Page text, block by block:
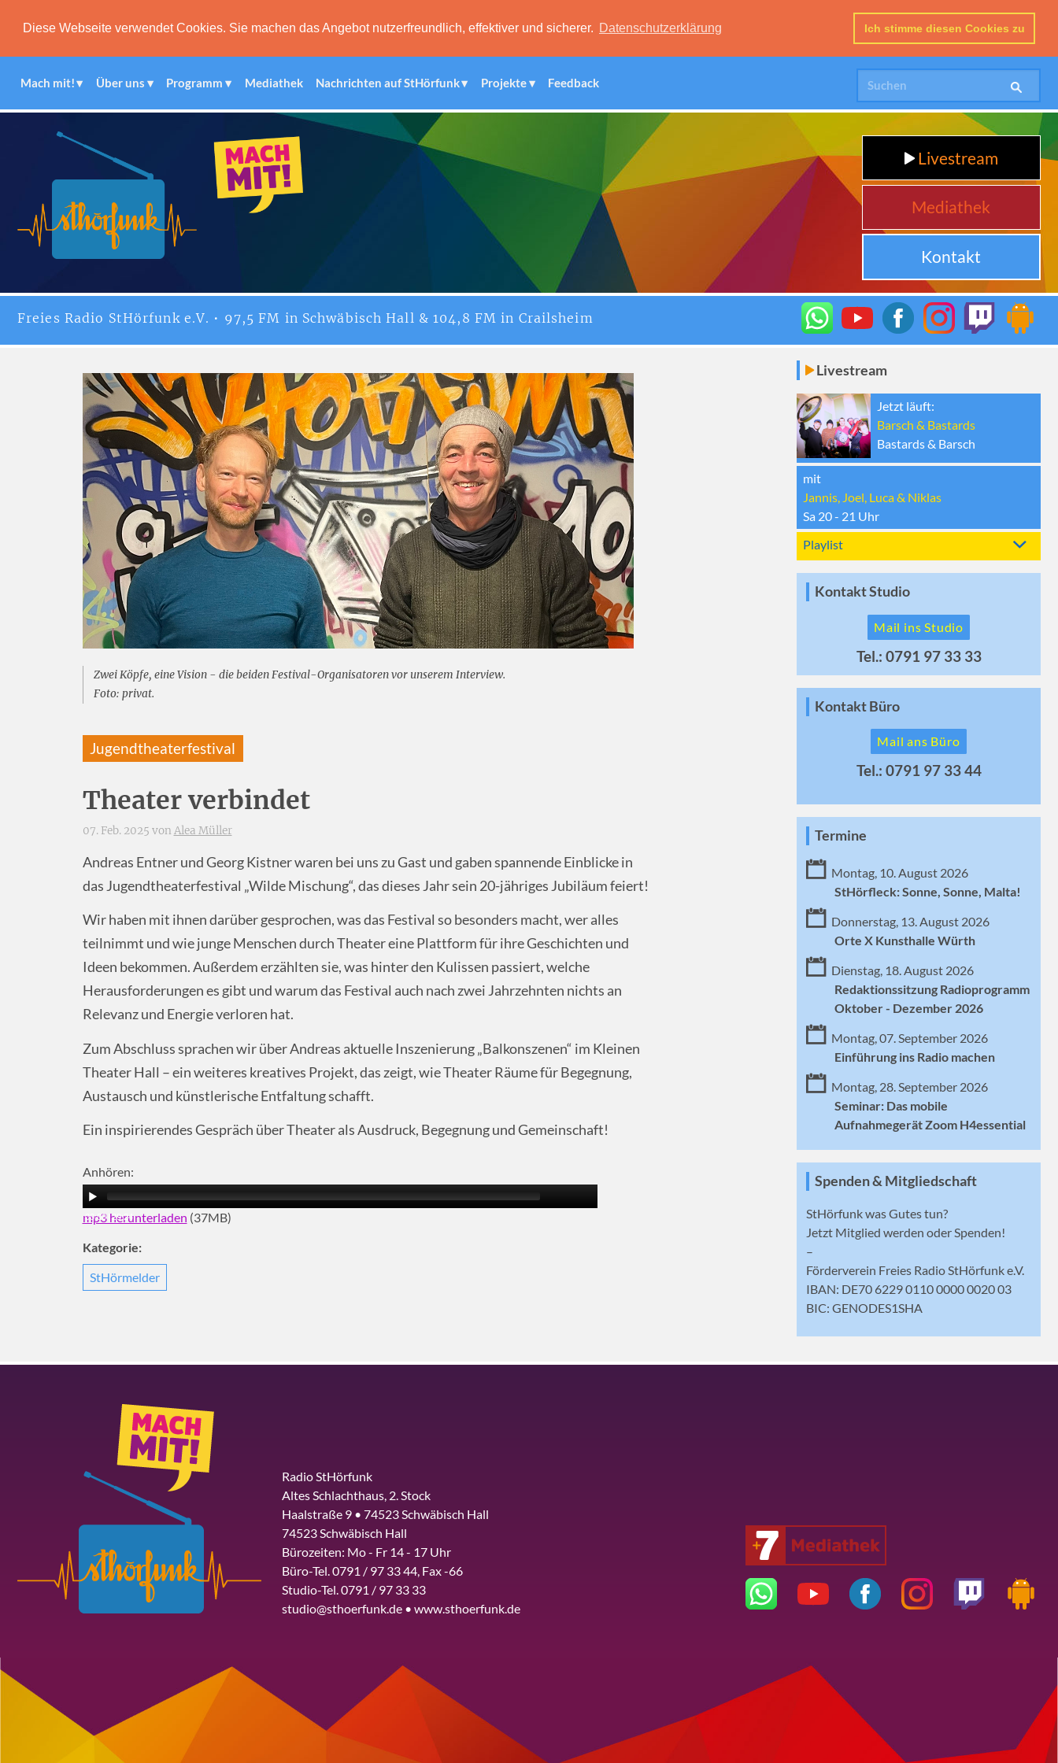
Diese Webseite verwendet Cookies. Sie machen das Angebot nutzerfreundlich, effektiver und sicherer. Datenschutzerklärung Ich stimme diesen Cookies zu
Mach mit! Über uns Programm Mediathek Nachrichten auf StHörfunk Projekte Feedback
Livestream
Mediathek
Kontakt
Freies Radio StHörfunke.V. • 97,5 FM in Schwäbisch Hall & 104,8 FM in Crailsheim
Zwei Köpfe, eine Vision - die beiden Festival-Organisatoren vor unserem Interview.
Foto: privat.
Jugendtheaterfestival
Theater verbindet
07. Feb. 2025 von Alea Müller
Andreas Entner und Georg Kistner waren bei uns zu Gast und gaben spannende Einblicke in
das Jugendtheaterfestival „Wilde Mischung“, das dieses Jahr sein 20-jähriges Jubiläum feiert!
Wir haben mit ihnen darüber gesprochen, was das Festival so besonders macht, wer alles
teilnimmt und wie junge Menschen durch Theater eine Plattform für ihre Geschichten und
Ideen bekommen. Außerdem erzählten sie, was hinter den Kulissen passiert, welche
Herausforderungen es gibt und warum das Festival auch nach zwei Jahrzehnten nichts an
Relevanz und Energie verloren hat.
Zum Abschluss sprachen wir über Andreas aktuelle Inszenierung „Balkonszenen“ im Kleinen
Theater Hall – ein weiteres kreatives Projekt, das zeigt, wie Theater Räume für Begegnung,
Austausch und künstlerische Entfaltung schafft.
Ein inspirierendes Gespräch über Theater als Ausdruck, Begegnung und Gemeinschaft!
Anhören:
00:00 29:24
mp3 herunterladen (37MB)
Kategorie:
StHörmelder
Livestream
Jetzt läuft:
Barsch & Bastards
Bastards & Barsch
mit
Jannis, Joel, Luca & Niklas
Sa 20 - 21 Uhr
Playlist
Kontakt Studio
Mail ins Studio
Tel.: 0791 97 33 33
Kontakt Büro
Mail ans Büro
Tel.: 0791 97 33 44
Termine
Montag, 10. August 2026
StHörfleck: Sonne, Sonne, Malta!
Donnerstag, 13. August 2026
Orte X Kunsthalle Würth
Dienstag, 18. August 2026
Redaktionssitzung Radioprogramm
Oktober - Dezember 2026
Montag, 07. September 2026
Einführung ins Radio machen
Montag, 28. September 2026
Seminar: Das mobile
Aufnahmegerät Zoom H4essential
Spenden & Mitgliedschaft
StHörfunk was Gutes tun?
Jetzt Mitglied werden oder Spenden!
–
Förderverein Freies Radio StHörfunk e.V.
IBAN: DE70 6229 0110 0000 0020 03
BIC: GENODES1SHA
Radio StHörfunk
Altes Schlachthaus, 2. Stock
Haalstraße 9 • 74523 Schwäbisch Hall
74523 Schwäbisch Hall
Bürozeiten: Mo - Fr 14 - 17 Uhr
Büro-Tel. 0791 / 97 33 44, Fax -66
Studio-Tel. 0791 / 97 33 33
studio@sthoerfunk.de • www.sthoerfunk.de